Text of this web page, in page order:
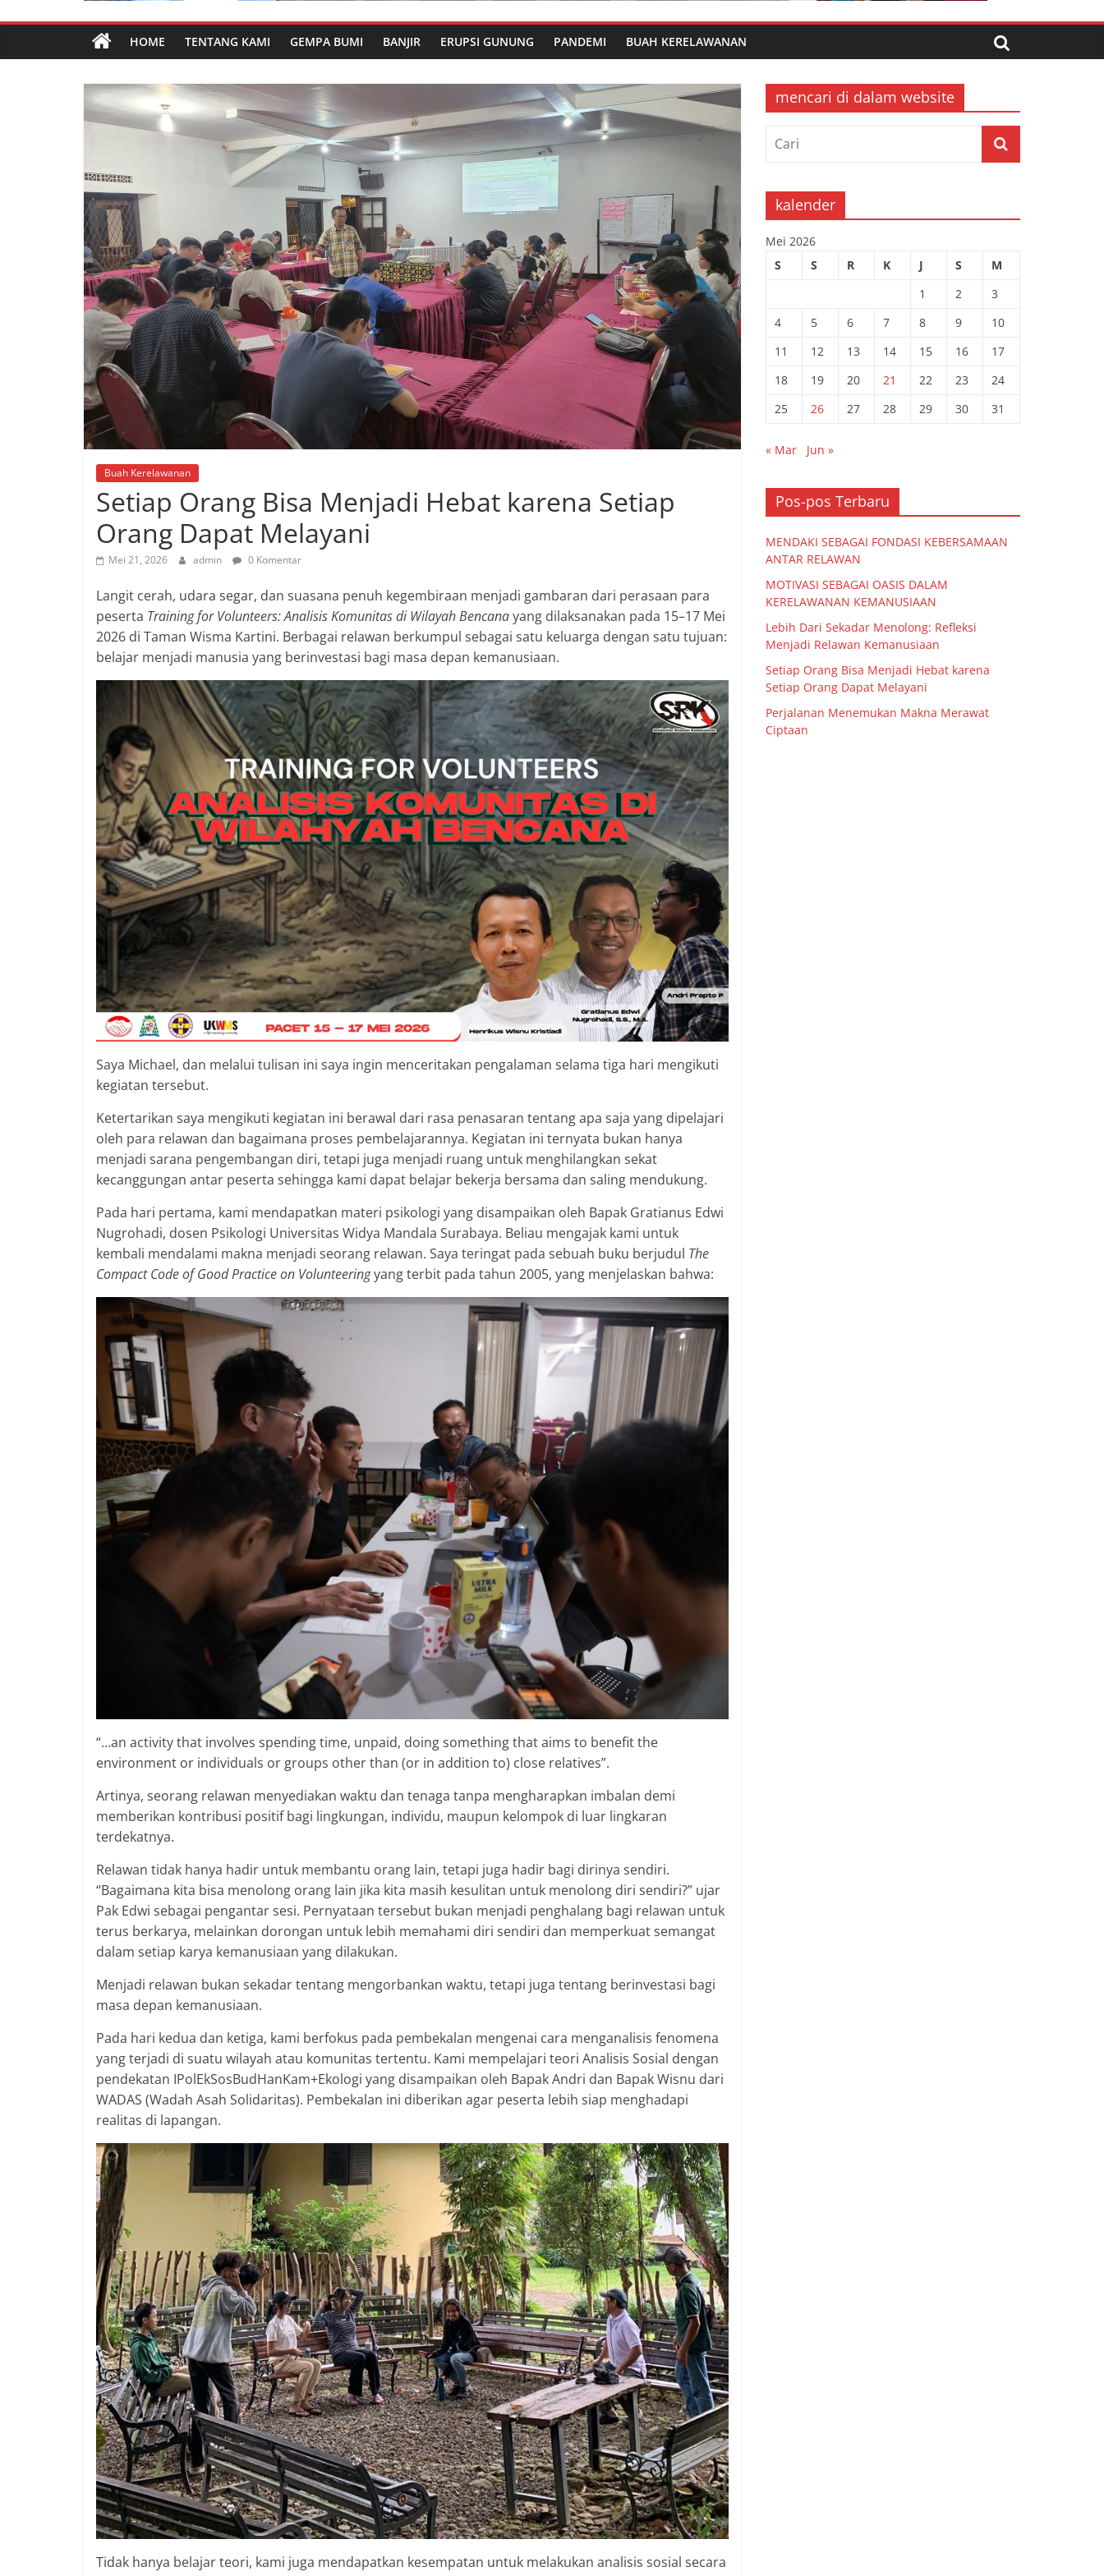
HOME TENTANG KAMI GEMPA BUMI BANJIR ERUPSI GUNUNG PANDEMI BUAH KERELAWANAN
Buah Kerelawanan
Setiap Orang Bisa Menjadi Hebat karena Setiap
Orang Dapat Melayani
Mei 21, 2026 admin 0 Komentar
Langit cerah, udara segar, dan suasana penuh kegembiraan menjadi gambaran dari perasaan para
peserta Training for Volunteers: Analisis Komunitas di Wilayah Bencanayang dilaksanakan pada 15–17 Mei
2026 di Taman Wisma Kartini. Berbagai relawan berkumpul sebagai satu keluarga dengan satu tujuan:
belajar menjadi manusia yang berinvestasi bagi masa depan kemanusiaan.
Saya Michael, dan melalui tulisan ini saya ingin menceritakan pengalaman selama tiga hari mengikuti
kegiatan tersebut.
Ketertarikan saya mengikuti kegiatan ini berawal dari rasa penasaran tentang apa saja yang dipelajari
oleh para relawan dan bagaimana proses pembelajarannya. Kegiatan ini ternyata bukan hanya
menjadi sarana pengembangan diri, tetapi juga menjadi ruang untuk menghilangkan sekat
kecanggungan antar peserta sehingga kami dapat belajar bekerja bersama dan saling mendukung.
Pada hari pertama, kami mendapatkan materi psikologi yang disampaikan oleh Bapak Gratianus Edwi
Nugrohadi, dosen Psikologi Universitas Widya Mandala Surabaya. Beliau mengajak kami untuk
kembali mendalami makna menjadi seorang relawan. Saya teringat pada sebuah buku berjudul The
Compact Code of Good Practice on Volunteeringyang terbit pada tahun 2005, yang menjelaskan bahwa:
“…an activity that involves spending time, unpaid, doing something that aims to benefit the
environment or individuals or groups other than (or in addition to) close relatives”.
Artinya, seorang relawan menyediakan waktu dan tenaga tanpa mengharapkan imbalan demi
memberikan kontribusi positif bagi lingkungan, individu, maupun kelompok di luar lingkaran
terdekatnya.
Relawan tidak hanya hadir untuk membantu orang lain, tetapi juga hadir bagi dirinya sendiri.
“Bagaimana kita bisa menolong orang lain jika kita masih kesulitan untuk menolong diri sendiri?” ujar
Pak Edwi sebagai pengantar sesi. Pernyataan tersebut bukan menjadi penghalang bagi relawan untuk
terus berkarya, melainkan dorongan untuk lebih memahami diri sendiri dan memperkuat semangat
dalam setiap karya kemanusiaan yang dilakukan.
Menjadi relawan bukan sekadar tentang mengorbankan waktu, tetapi juga tentang berinvestasi bagi
masa depan kemanusiaan.
Pada hari kedua dan ketiga, kami berfokus pada pembekalan mengenai cara menganalisis fenomena
yang terjadi di suatu wilayah atau komunitas tertentu. Kami mempelajari teori Analisis Sosial dengan
pendekatan IPolEkSosBudHanKam+Ekologi yang disampaikan oleh Bapak Andri dan Bapak Wisnu dari
WADAS (Wadah Asah Solidaritas). Pembekalan ini diberikan agar peserta lebih siap menghadapi
realitas di lapangan.
Tidak hanya belajar teori, kami juga mendapatkan kesempatan untuk melakukan analisis sosial secara
mencari di dalam website
kalender
Mei 2026
S
S R K J S
M
1
2
3
4
5 6 7 8 9
10
11
12 13 14 15 16
17
18
19 20 21 22 23
24
25
26 27 28 29 30 31
« Mar Jun »
Pos-pos Terbaru
MENDAKI SEBAGAI FONDASI KEBERSAMAAN
ANTAR RELAWAN
MOTIVASI SEBAGAI OASIS DALAM
KERELAWANAN KEMANUSIAAN
Lebih Dari Sekadar Menolong: Refleksi
Menjadi Relawan Kemanusiaan
Setiap Orang Bisa Menjadi Hebat karena
Setiap Orang Dapat Melayani
Perjalanan Menemukan Makna Merawat
Ciptaan